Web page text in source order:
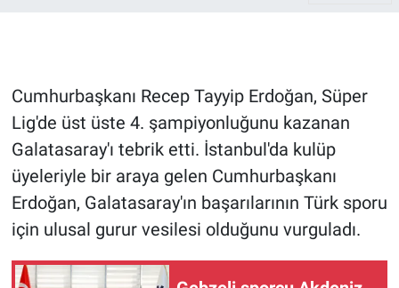
Cumhurbaşkanı Recep Tayyip Erdoğan, Süper
Lig'de üst üste 4. şampiyonluğunu kazanan
Galatasaray'ı tebrik etti. İstanbul'da kulüp
üyeleriyle bir araya gelen Cumhurbaşkanı
Erdoğan, Galatasaray'ın başarılarının Türk sporu
için ulusal gurur vesilesi olduğunu vurguladı.